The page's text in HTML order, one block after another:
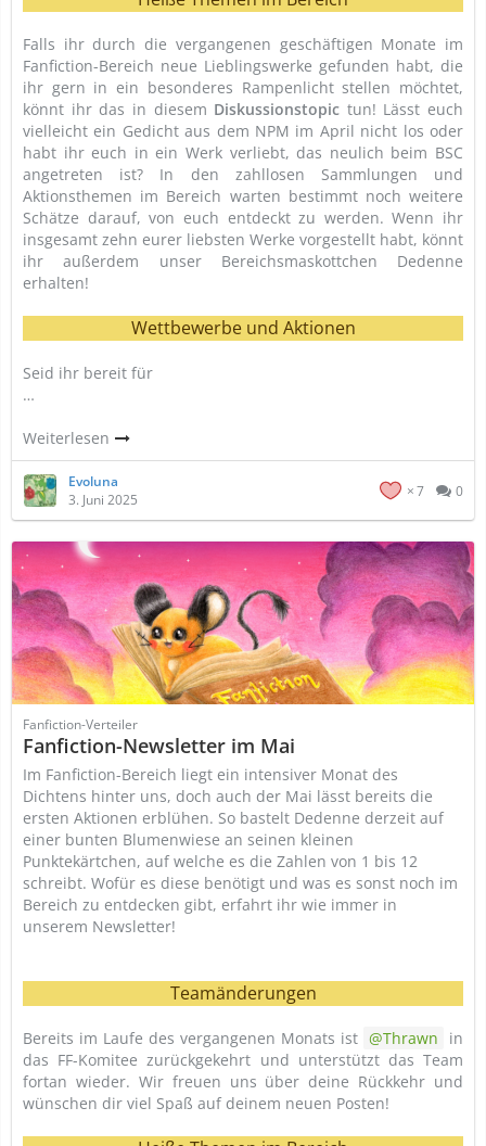
Falls ihr durch die vergangenen geschäftigen Monate im
Fanfiction-Bereich neue Lieblingswerke gefunden habt, die
ihr gern in ein besonderes Rampenlicht stellen möchtet,
könnt ihr das in diesem Diskussionstopic tun! Lässt euch
vielleicht ein Gedicht aus dem NPM im April nicht los oder
habt ihr euch in ein Werk verliebt, das neulich beim BSC
angetreten ist? In den zahllosen Sammlungen und
Aktionsthemen im Bereich warten bestimmt noch weitere
Schätze darauf, von euch entdeckt zu werden. Wenn ihr
insgesamt zehn eurer liebsten Werke vorgestellt habt, könnt
ihr außerdem unser Bereichsmaskottchen Dedenne
erhalten!
Wettbewerbe und Aktionen
Seid ihr bereit für
…
Weiterlesen
Evoluna
3. Juni 2025
7 0
Fanfiction-Verteiler
Fanfiction-Newsletter im Mai
Im Fanfiction-Bereich liegt ein intensiver Monat des
Dichtens hinter uns, doch auch der Mai lässt bereits die
ersten Aktionen erblühen. So bastelt Dedenne derzeit auf
einer bunten Blumenwiese an seinen kleinen
Punktekärtchen, auf welche es die Zahlen von 1 bis 12
schreibt. Wofür es diese benötigt und was es sonst noch im
Bereich zu entdecken gibt, erfahrt ihr wie immer in
unserem Newsletter!
Teamänderungen
Bereits im Laufe des vergangenen Monats ist Thrawn
in
das FF-Komitee zurückgekehrt und unterstützt das Team
fortan wieder. Wir freuen uns über deine Rückkehr und
wünschen dir viel Spaß auf deinem neuen Posten!